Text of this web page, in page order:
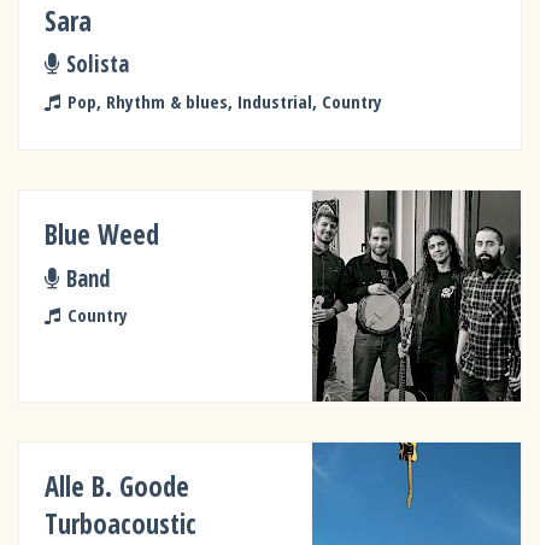
Sara
Solista
Pop, Rhythm & blues, Industrial, Country
Blue Weed
Band
Country
Alle B. Goode
Turboacoustic